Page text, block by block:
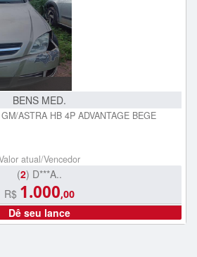
BENS MED.
ASTRA HB 4P ADVANTAGE BEGE
atual/Vencedor
(2) D***A..
R$ 1.000,00
Dê seu lance